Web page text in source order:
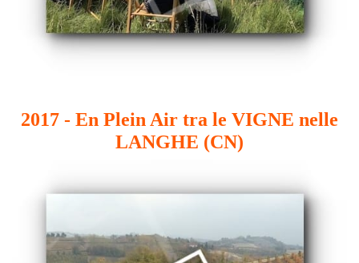
2017 - En Plein Air tra le VIGNE nelle
LANGHE (CN)